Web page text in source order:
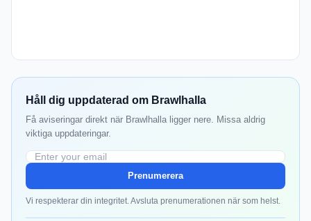
Håll dig uppdaterad om Brawlhalla
Få aviseringar direkt när Brawlhalla ligger nere. Missa aldrig
viktiga uppdateringar.
Prenumerera
Vi respekterar din integritet. Avsluta prenumerationen när som helst.